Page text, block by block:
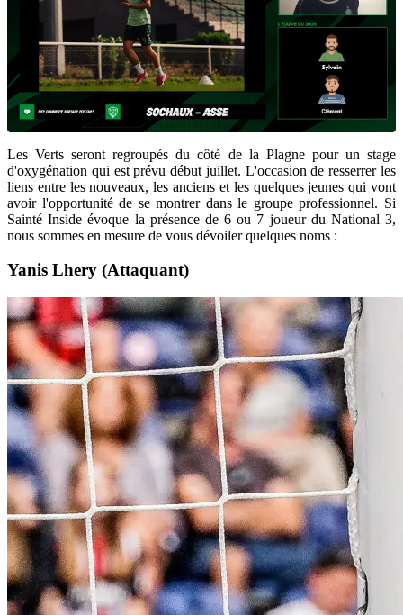
Les Verts seront regroupés du côté de la Plagne pour un stage
d'oxygénation qui est prévu début juillet. L'occasion de resserrer les
liens entre les nouveaux, les anciens et les quelques jeunes qui vont
avoir l'opportunité de se montrer dans le groupe professionnel. Si
Sainté Inside évoque la présence de 6 ou 7 joueur du National 3,
nous sommes en mesure de vous dévoiler quelques noms :
Yanis Lhery (Attaquant)